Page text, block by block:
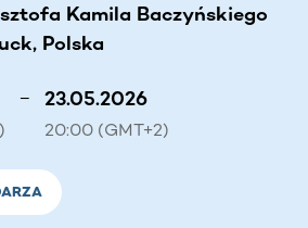
Kamila Baczyńskiego
Polska
– 23.05.2026
20:00 (GMT+2)